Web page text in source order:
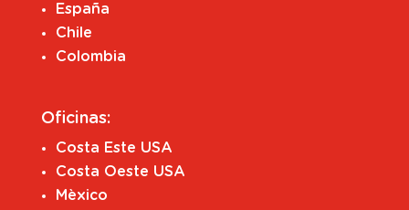
España
Chile
Colombia
Oficinas:
Costa Este USA
Costa Oeste USA
Mèxico